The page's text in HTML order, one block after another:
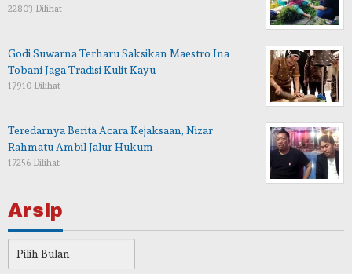
22803 Dilihat
Godi Suwarna Terharu Saksikan Maestro Ina
Tobani Jaga Tradisi Kulit Kayu
17910 Dilihat
Teredarnya Berita Acara Kejaksaan, Nizar
Rahmatu Ambil Jalur Hukum
17256 Dilihat
Arsip